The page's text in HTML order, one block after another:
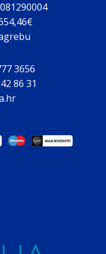
3656
86 31